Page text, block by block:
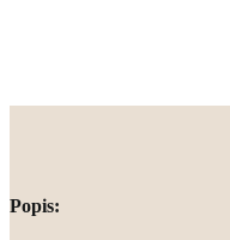
Popis: